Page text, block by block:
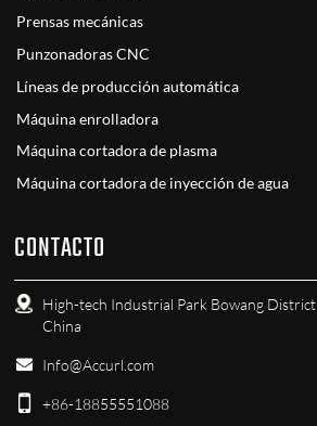
Prensas mecánicas
Punzonadoras CNC
Líneas de producción automática
Máquina enrolladora
Máquina cortadora de plasma
Máquina cortadora de inyección de agua
CONTACTO
High-tech Industrial Park Bowang
China
Info@Accurl.com
+86-18855551088